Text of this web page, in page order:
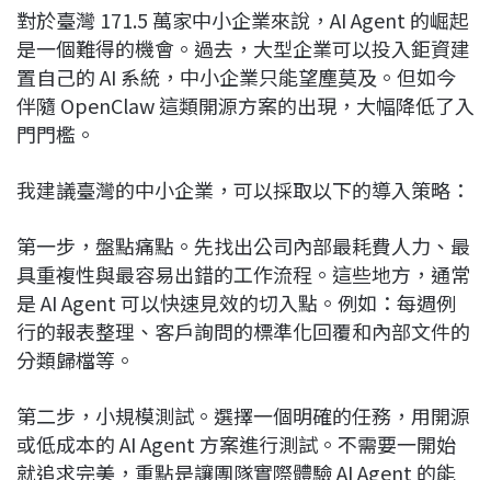
對於臺灣 171.5 萬家中小企業來說，AI Agent 的崛起
是一個難得的機會。過去，大型企業可以投入鉅資建
置自己的 AI 系統，中小企業只能望塵莫及。但如今
伴隨 OpenClaw 這類開源方案的出現，大幅降低了入
門門檻。
我建議臺灣的中小企業，可以採取以下的導入策略：
第一步，盤點痛點。先找出公司內部最耗費人力、最
具重複性與最容易出錯的工作流程。這些地方，通常
是 AI Agent 可以快速見效的切入點。例如：每週例
行的報表整理、客戶詢問的標準化回覆和內部文件的
分類歸檔等。
第二步，小規模測試。選擇一個明確的任務，用開源
或低成本的 AI Agent 方案進行測試。不需要一開始
就追求完美，重點是讓團隊實際體驗 AI Agent 的能